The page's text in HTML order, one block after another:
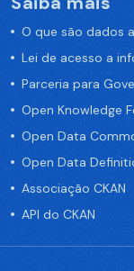
O que são dados
Lei de acesso a
Parceria para
Open Knowledge
Open Data
Open Data
Associação CKAN
API do CKAN